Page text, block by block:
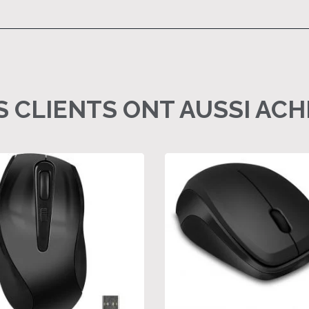
CLIENTS ONT AUSSI